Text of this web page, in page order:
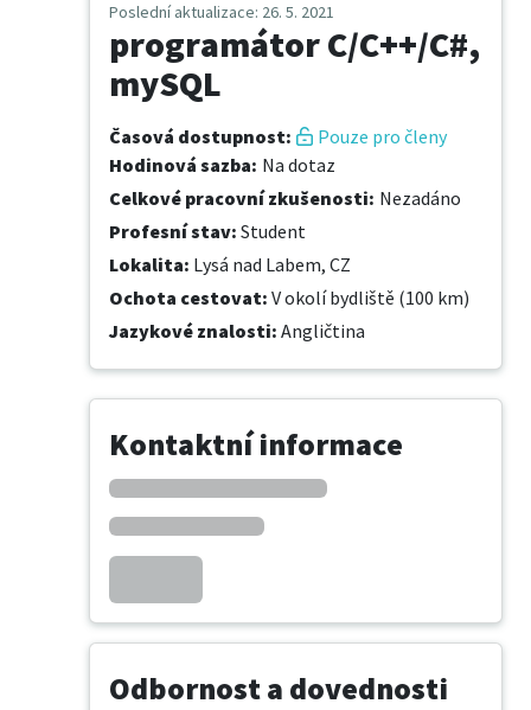
Poslední aktualizace: 26. 5. 2021
programátor C/C++/C#,
mySQL
Časová dostupnost:
Pouze pro členy
Hodinová sazba: Na dotaz
Celkové pracovní zkušenosti: Nezadáno
Profesní stav: Student
Lokalita: Lysá nad Labem, CZ
Ochota cestovat: V okolí bydliště (100 km)
Jazykové znalosti: Angličtina
Kontaktní informace
Odbornost a dovednosti